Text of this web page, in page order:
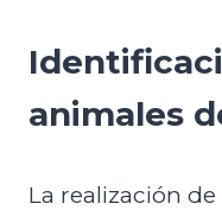
animales
La realización